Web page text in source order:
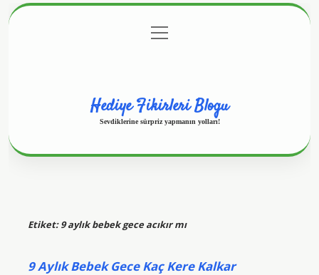
Gizlilik Politikası
menüyü
aç
Hediye Fikirleri Blogu
Sevdiklerine sürpriz yapmanın yolları!
Etiket:9 aylık bebek gece acıkır mı
9 Aylık Bebek Gece Kaç Kere Kalkar